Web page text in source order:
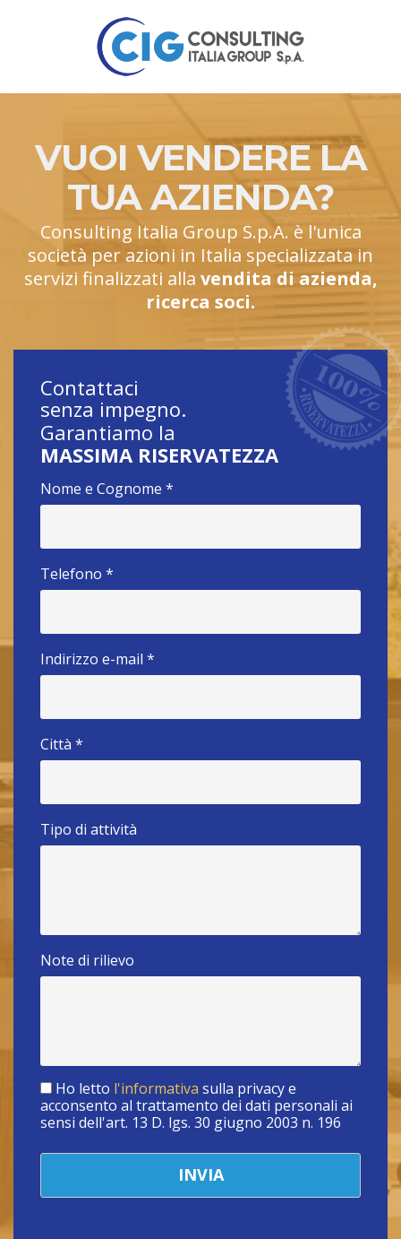
VUOI VENDERE LA
TUA AZIENDA?
Consulting Italia Group S.p.A. è l'unica
società per azioni in Italia specializzata in
servizi finalizzati alla vendita di azienda,
ricerca soci.
Contattaci
senza impegno.
Garantiamo la
MASSIMA RISERVATEZZA
Nome e Cognome *
Telefono *
Indirizzo e-mail *
Città *
Tipo di attività
Note di rilievo
Ho letto l'informativa sulla privacy e
acconsento al trattamento dei dati personali ai
sensi dell'art. 13 D. lgs. 30 giugno 2003 n. 196